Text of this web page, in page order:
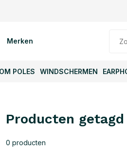
Merken
POLES WINDSCHERMEN
Producten
0 producten